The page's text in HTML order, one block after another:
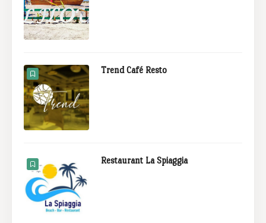
Trend Café Resto
Restaurant La Spiaggia